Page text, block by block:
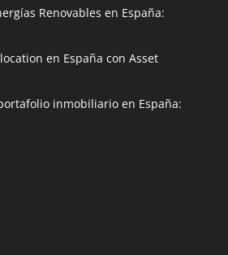
Renovables en España:
en España con Asset
inmobiliario en España: